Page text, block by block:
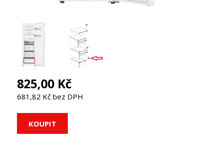
825,00 Kč
681,82 Kč bez DPH